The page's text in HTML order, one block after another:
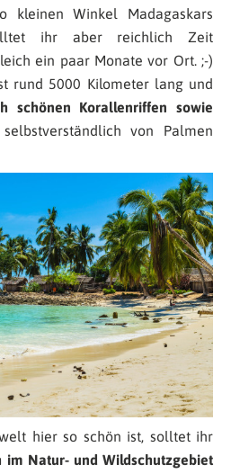
kleinen Winkel Madagaskars
ihr aber reichlich Zeit
ein paar Monate vor Ort. ;-)
rund 5000 Kilometer lang und
schönen Korallenriffen sowie
von Palmen
hier so schön ist, solltet ihr
im Natur- und Wildschutzgebiet